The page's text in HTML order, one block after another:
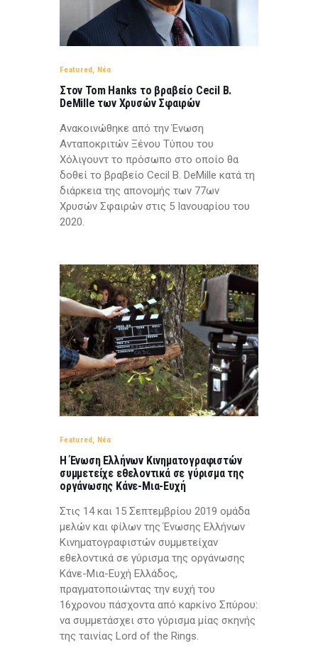
Featured, Νέα
Στον Tom Hanks το βραβείο Cecil B.
DeMille των Χρυσών Σφαιρών
Ανακοινώθηκε από την Ένωση
Ανταποκριτών Ξένου Τύπου του
Χόλιγουντ το πρόσωπο στο οποίο θα
δοθεί το βραβείο Cecil B. DeMille κατά τη
διάρκεια της απονομής των 77ων
Χρυσών Σφαιρών στις 5 Ιανουαρίου του
2020.
Featured, Νέα
Η Ένωση Ελλήνων Κινηματογραφιστών
συμμετείχε εθελοντικά σε γύρισμα της
οργάνωσης Κάνε-Μια-Ευχή
Στις 14 και 15 Σεπτεμβρίου 2019 ομάδα
μελών και φίλων της Ένωσης Ελλήνων
Κινηματογραφιστών συμμετείχαν
εθελοντικά σε γύρισμα της οργάνωσης
Κάνε-Μια-Ευχή Ελλάδος,
πραγματοποιώντας την ευχή του
16χρονου πάσχοντα από καρκίνο Σπύρου:
να συμμετάσχει στο γύρισμα μίας σκηνής
της ταινίας Lord of the Rings.